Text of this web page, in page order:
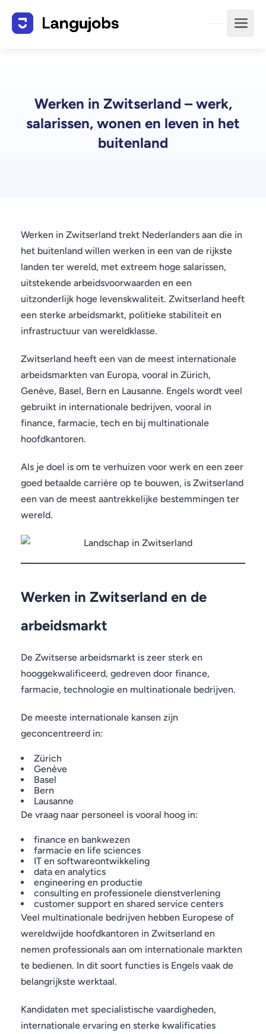
Werken in Zwitserland – werk,
salarissen, wonen en leven in het
buitenland
Werken in Zwitserland trekt Nederlanders aan die in
het buitenland willen werken in een van de rijkste
landen ter wereld, met extreem hoge salarissen,
uitstekende arbeidsvoorwaarden en een
uitzonderlijk hoge levenskwaliteit. Zwitserland heeft
een sterke arbeidsmarkt, politieke stabiliteit en
infrastructuur van wereldklasse.
Zwitserland heeft een van de meest internationale
arbeidsmarkten van Europa, vooral in Zürich,
Genève, Basel, Bern en Lausanne. Engels wordt veel
gebruikt in internationale bedrijven, vooral in
finance, farmacie, tech en bij multinationale
hoofdkantoren.
Als je doel is om te verhuizen voor werk en een zeer
goed betaalde carrière op te bouwen, is Zwitserland
een van de meest aantrekkelijke bestemmingen ter
wereld.
Werken in Zwitserland en de
arbeidsmarkt
De Zwitserse arbeidsmarkt is zeer sterk en
hooggekwalificeerd, gedreven door finance,
farmacie, technologie en multinationale bedrijven.
De meeste internationale kansen zijn
geconcentreerd in:
Zürich
Genève
Basel
Bern
Lausanne
De vraag naar personeel is vooral hoog in:
finance en bankwezen
farmacie en life sciences
IT en softwareontwikkeling
data en analytics
engineering en productie
consulting en professionele dienstverlening
customer support en shared service centers
Veel multinationale bedrijven hebben Europese of
wereldwijde hoofdkantoren in Zwitserland en
nemen professionals aan om internationale markten
te bedienen. In dit soort functies is Engels vaak de
belangrijkste werktaal.
Kandidaten met specialistische vaardigheden,
internationale ervaring en sterke kwalificaties